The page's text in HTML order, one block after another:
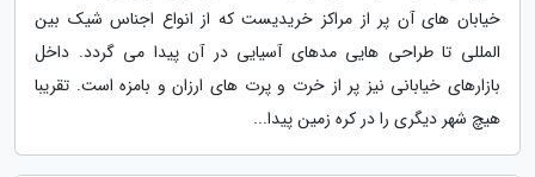
خیابان های آن پر از مراکز خریدیست که از انواع اجناس شیک بین
المللی تا طراحی هایی مدهای آسیایی در آن پیدا می گردد. داخل
بازارهای خیابانی نیز پر از خرت و پرت های ارزان و بامزه است. تقریبا
هیچ شهر دیگری را در کره زمین پیدا...